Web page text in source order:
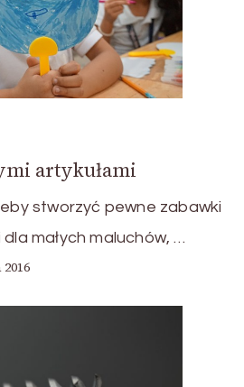
artykułami
stworzyć pewne zabawki
małych maluchów, …